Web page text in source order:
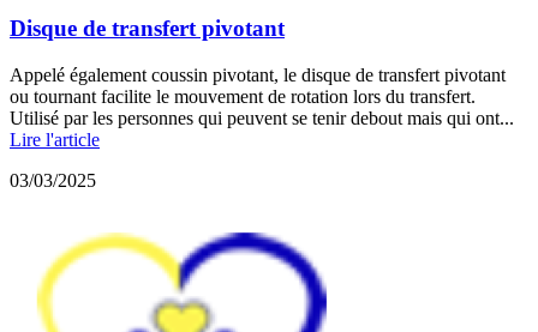
Disque de transfert pivotant
Appelé également coussin pivotant, le disque de transfert pivotant
ou tournant facilite le mouvement de rotation lors du transfert.
Utilisé par les personnes qui peuvent se tenir debout mais qui ont...
Lire l'article
03/03/2025